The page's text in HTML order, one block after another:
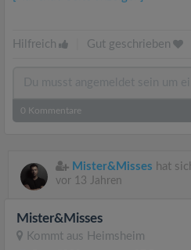
Hilfreich Gut geschrieben
0 Kommentare
Mister&Misses hat
vor 13 Jahren
Mister&Misses
Kommt aus Heimsheim